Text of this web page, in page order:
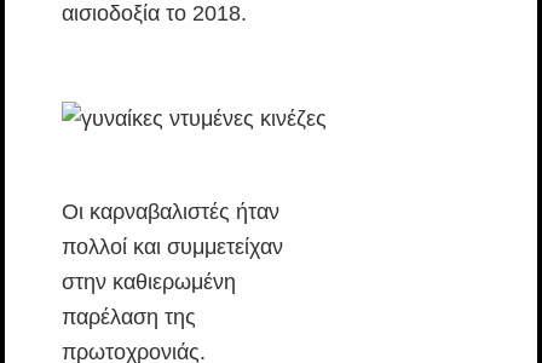
αισιοδοξία το 2018.
Οι καρναβαλιστές ήταν
πολλοί και συμμετείχαν
στην καθιερωμένη
παρέλαση της
πρωτοχρονιάς.